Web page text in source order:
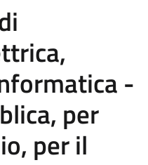
-
per
per il